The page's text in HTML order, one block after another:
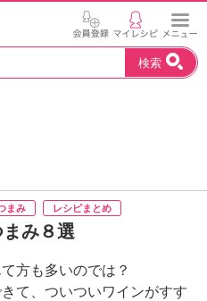
検索
まみ レシピまとめ
み８選
方も多いのでは？
て、ついついワインがすす